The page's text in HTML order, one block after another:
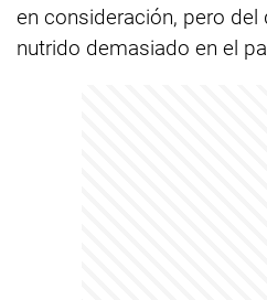
en consideración, pero del
nutrido demasiado en el